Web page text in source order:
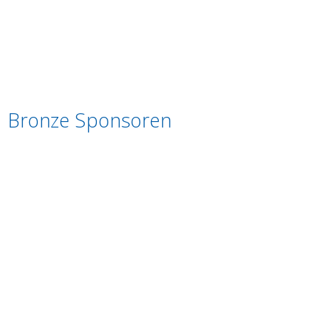
Bronze Sponsoren